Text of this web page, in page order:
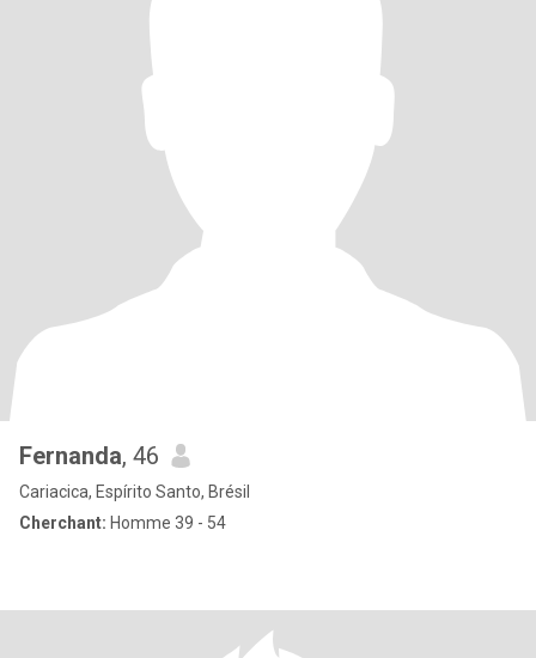
Fernanda, 46
Cariacica, Espírito Santo, Brésil
Cherchant: Homme 39 - 54